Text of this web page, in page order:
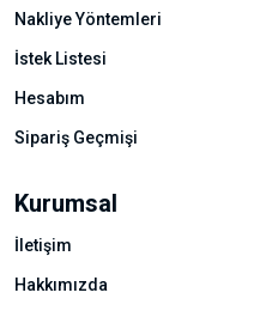
Nakliye Yöntemleri
İstek Listesi
Hesabım
Sipariş Geçmişi
Kurumsal
İletişim
Hakkımızda